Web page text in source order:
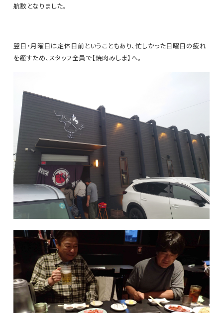
航数となりました。
翌日・月曜日は定休日前ということもあり、忙しかった日曜日の疲れ
を癒すため、スタッフ全員で【焼肉みしま】へ。